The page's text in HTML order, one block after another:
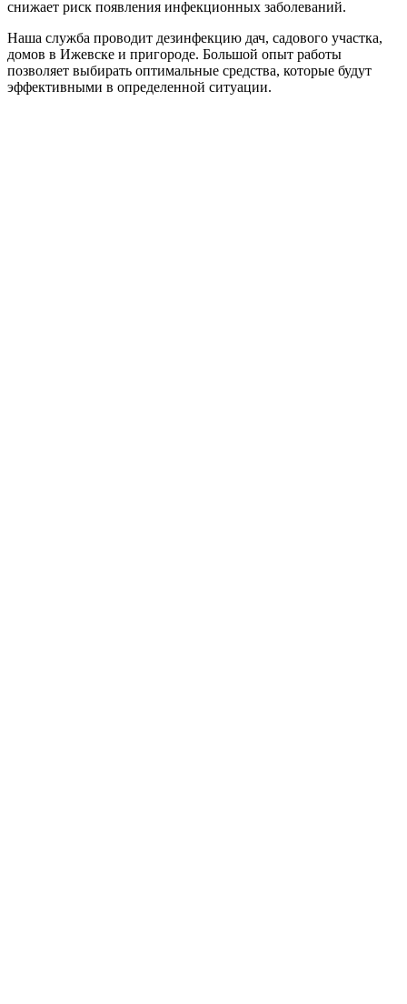
снижает риск появления инфекционных заболеваний.
Наша служба проводит дезинфекцию дач, садового участка,
домов в Ижевске и пригороде. Большой опыт работы
позволяет выбирать оптимальные средства, которые будут
эффективными в определенной ситуации.